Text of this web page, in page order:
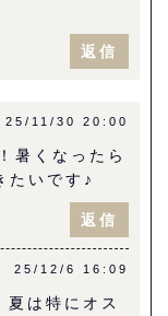
返信
25/11/30 20:00
暑くなったら
たいです♪
返信
25/12/6 16:09
夏は特にオス